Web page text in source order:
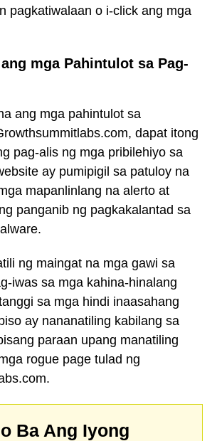
pagkatiwalaan o i-click ang mga
mga Pahintulot sa Pag-
ang mga pahintulot sa
dapat itong
pag-alis ng mga pribilehiyo sa
ay pumipigil sa patuloy na
mapanlinlang na alerto at
panganib ng pagkakalantad sa
ng maingat na mga gawi sa
iwas sa mga kahina-hinalang
sa mga hindi inaasahang
ay nananatiling kabilang sa
paraan upang manatiling
rogue page tulad ng
Ba Ang Iyong